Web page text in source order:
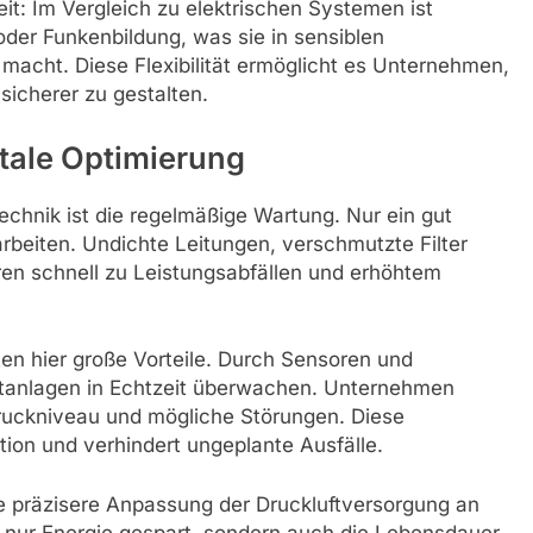
Im Vergleich zu elektrischen Systemen ist
Funkenbildung, was sie in sensiblen
Diese Flexibilität ermöglicht es Unternehmen,
zu gestalten.
Optimierung
ist die regelmäßige Wartung. Nur ein gut
Undichte Leitungen, verschmutzte Filter
schnell zu Leistungsabfällen und erhöhtem
hier große Vorteile. Durch Sensoren und
in Echtzeit überwachen. Unternehmen
und mögliche Störungen. Diese
und verhindert ungeplante Ausfälle.
Anpassung der Druckluftversorgung an